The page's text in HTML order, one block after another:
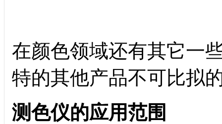
在颜色领域还有其它一
特的其他产品不可比拟
测色仪的应用范围